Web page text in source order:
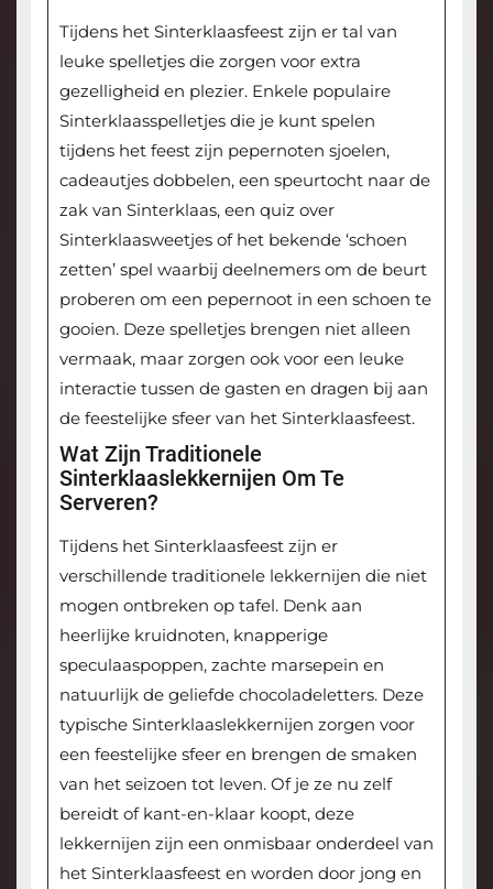
Tijdens het Sinterklaasfeest zijn er tal van
leuke spelletjes die zorgen voor extra
gezelligheid en plezier. Enkele populaire
Sinterklaasspelletjes die je kunt spelen
tijdens het feest zijn pepernoten sjoelen,
cadeautjes dobbelen, een speurtocht naar de
zak van Sinterklaas, een quiz over
Sinterklaasweetjes of het bekende ‘schoen
zetten’ spel waarbij deelnemers om de beurt
proberen om een pepernoot in een schoen te
gooien. Deze spelletjes brengen niet alleen
vermaak, maar zorgen ook voor een leuke
interactie tussen de gasten en dragen bij aan
de feestelijke sfeer van het Sinterklaasfeest.
Wat Zijn Traditionele
Sinterklaaslekkernijen Om Te
Serveren?
Tijdens het Sinterklaasfeest zijn er
verschillende traditionele lekkernijen die niet
mogen ontbreken op tafel. Denk aan
heerlijke kruidnoten, knapperige
speculaaspoppen, zachte marsepein en
natuurlijk de geliefde chocoladeletters. Deze
typische Sinterklaaslekkernijen zorgen voor
een feestelijke sfeer en brengen de smaken
van het seizoen tot leven. Of je ze nu zelf
bereidt of kant-en-klaar koopt, deze
lekkernijen zijn een onmisbaar onderdeel van
het Sinterklaasfeest en worden door jong en